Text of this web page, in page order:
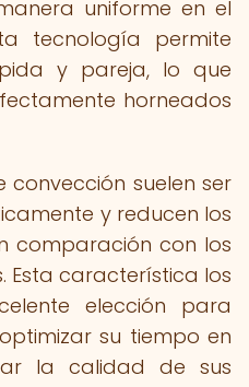
uniforme en el
tecnología permite
y pareja, lo que
horneados
convección suelen ser
y reducen los
comparación con los
Esta característica los
elección para
su tiempo en
la calidad de sus